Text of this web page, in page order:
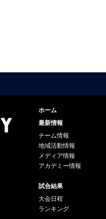
ホーム
最新情報
チーム情報
地域活動情報
メディア情報
アカデミー情報
試合結果
大会日程
ランキング